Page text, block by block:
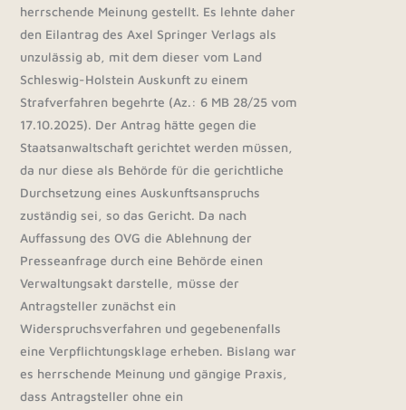
herrschende Meinung gestellt. Es lehnte daher
den Eilantrag des Axel Springer Verlags als
unzulässig ab, mit dem dieser vom Land
Schleswig-Holstein Auskunft zu einem
Strafverfahren begehrte (Az.: 6 MB 28/25 vom
17.10.2025). Der Antrag hätte gegen die
Staatsanwaltschaft gerichtet werden müssen,
da nur diese als Behörde für die gerichtliche
Durchsetzung eines Auskunftsanspruchs
zuständig sei, so das Gericht. Da nach
Auffassung des OVG die Ablehnung der
Presseanfrage durch eine Behörde einen
Verwaltungsakt darstelle, müsse der
Antragsteller zunächst ein
Widerspruchsverfahren und gegebenenfalls
eine Verpflichtungsklage erheben. Bislang war
es herrschende Meinung und gängige Praxis,
dass Antragsteller ohne ein